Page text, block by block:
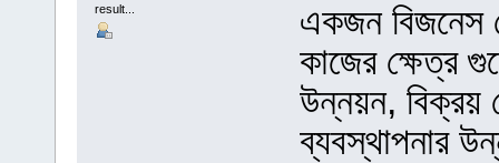
result...
একজন বিজনেস
কাজের ক্ষেত্র
উন্নয়ন, বিক্রয়
ব্যবস্থাপনার